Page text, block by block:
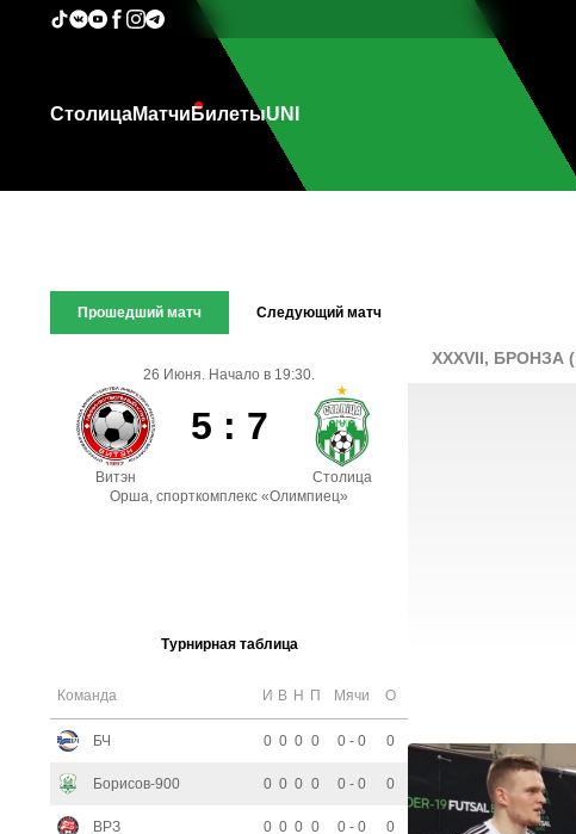
СтолицаМатчи БилетыUNI
Прошедший матч Следующий матч
26 Июня. Начало в 19:30.
5 : 7
Витэн
Столица
Орша, спорткомплекс «Олимпиец»
Турнирная таблица
Команда И В Н П Мячи О
БЧ 0 0 0 0 0 - 0 0
Борисов-900 0 0 0 0 0 - 0 0
ВРЗ 0 0 0 0 0 - 0 0
XXXVII, БРОНЗА